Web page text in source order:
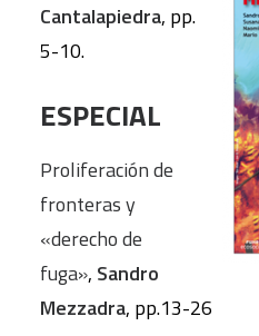
Cantalapiedra, pp.
5-10.
ESPECIAL
Proliferación de
fronteras y
«derecho de
fuga», Sandro
Mezzadra, pp.13-26